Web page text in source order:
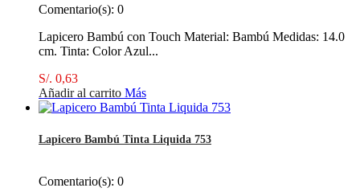
Comentario(s): 0
Lapicero Bambú con Touch Material: Bambú Medidas: 14.0
cm. Tinta: Color Azul...
S/. 0,63
Añadir al carrito Más
Lapicero Bambú Tinta Liquida 753
Comentario(s): 0